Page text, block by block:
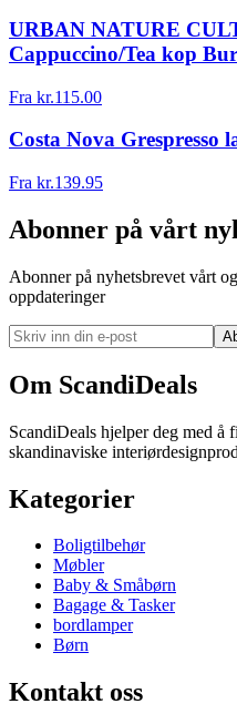
URBAN NATURE
Cappuccino/Tea kop
Fra kr.115.00
Costa Nova Grespresso
Fra kr.139.95
Abonner på vårt
Abonner på nyhetsbrevet vårt
oppdateringer
Om ScandiDeals
ScandiDeals hjelper deg med å
skandinaviske
Kategorier
Boligtilbehør
Møbler
Baby & Småbørn
Bagage & Tasker
bordlamper
Børn
Kontakt oss